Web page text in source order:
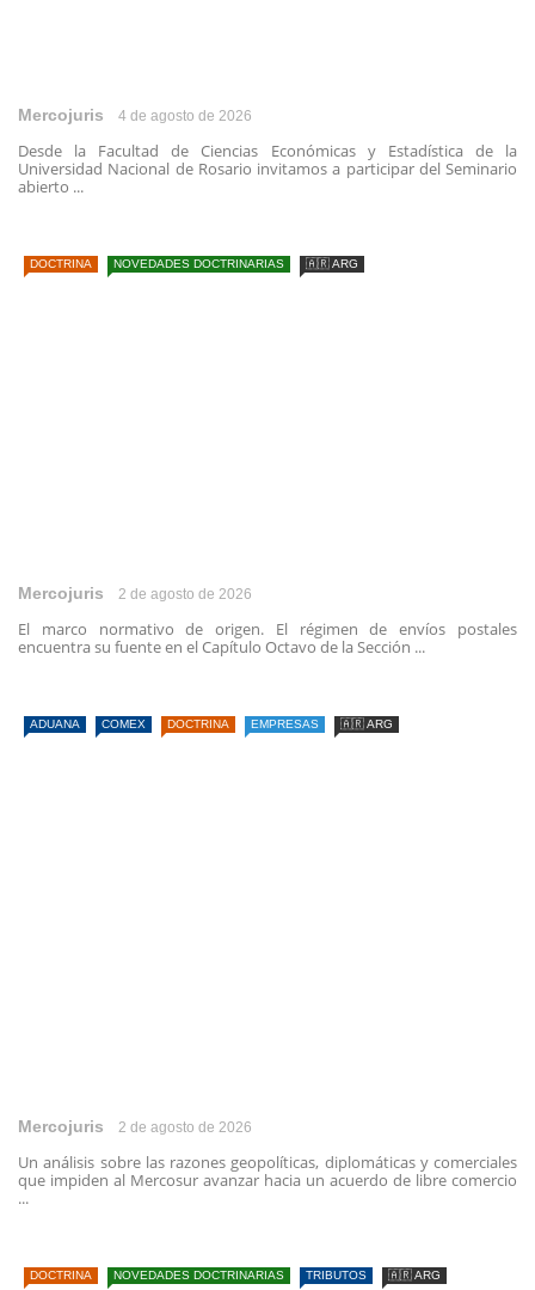
Mercojuris 4 de agosto de 2026
Desde la Facultad de Ciencias Económicas y Estadística de la
Universidad Nacional de Rosario invitamos a participar del Seminario
abierto ...
DOCTRINA NOVEDADES DOCTRINARIAS 🇦🇷 ARG
Mercojuris 2 de agosto de 2026
El marco normativo de origen. El régimen de envíos postales
encuentra su fuente en el Capítulo Octavo de la Sección ...
ADUANA COMEX DOCTRINA EMPRESAS 🇦🇷 ARG
Mercojuris 2 de agosto de 2026
Un análisis sobre las razones geopolíticas, diplomáticas y comerciales
que impiden al Mercosur avanzar hacia un acuerdo de libre comercio
...
DOCTRINA NOVEDADES DOCTRINARIAS TRIBUTOS 🇦🇷 ARG